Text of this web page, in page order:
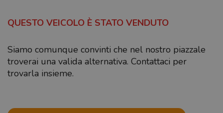
QUESTO VEICOLO È STATO VENDUTO
Siamo comunque convinti che nel nostro piazzale
troverai una valida alternativa. Contattaci per
trovarla insieme.